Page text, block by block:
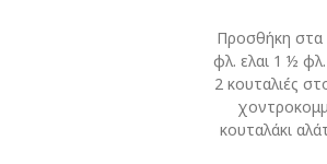
Προσθήκη
φλ. ελαι 1 ½
2 κουταλιές
κουταλάκι